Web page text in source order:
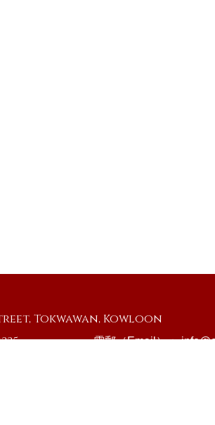
Tokwawan, Kowloon
電郵（Email）：